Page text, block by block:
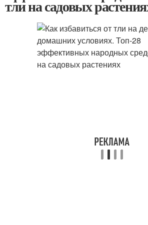
тли на садовых